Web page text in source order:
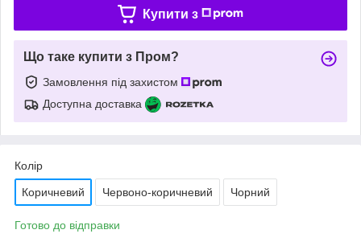
Купити з
Що таке купити з Пром?
Замовлення під захистом
Доступна доставка
Колір
Коричневий Червоно-коричневий Чорний
Готово до відправки